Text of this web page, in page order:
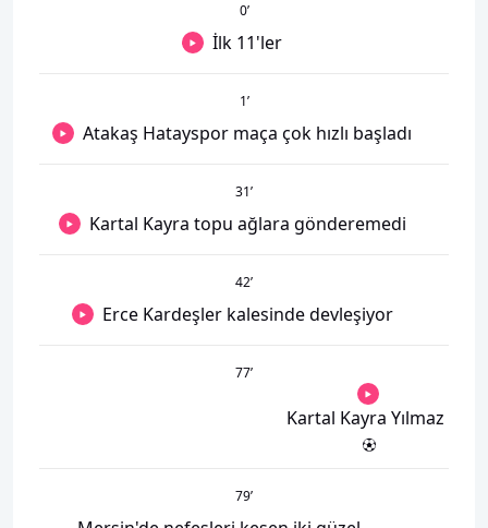
0’
İlk 11'ler
1’
Atakaş Hatayspor maça çok hızlı başladı
31’
Kartal Kayra topu ağlara gönderemedi
42’
Erce Kardeşler kalesinde devleşiyor
77’
Kartal Kayra Yılmaz
79’